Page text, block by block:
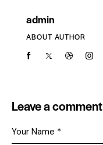
admin
ABOUT AUTHOR
Leave a comment